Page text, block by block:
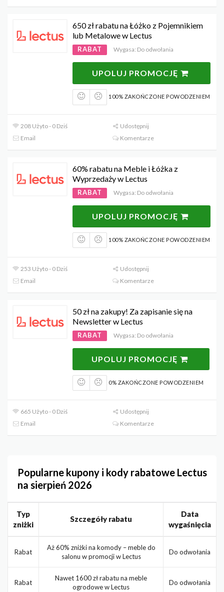
650 zł rabatu na Łóżko z Pojemnikiem
lub Metalowe w Lectus
RABAT Wygasa: Do odwołania
UPOLUJ PROMOCJĘ
100% ZAKOŃCZONE POWODZENIEM
208 Użyto - 0 Dziś
Udostępnij
Email
Komentarze
60% rabatu na Meble i Łóżka z
Wyprzedaży w Lectus
RABAT Wygasa: Do odwołania
UPOLUJ PROMOCJĘ
100% ZAKOŃCZONE POWODZENIEM
253 Użyto - 0 Dziś
Udostępnij
Email
Komentarze
50 zł na zakupy! Za zapisanie się na
Newsletter w Lectus
RABAT Wygasa: Do odwołania
UPOLUJ PROMOCJĘ
0% ZAKOŃCZONE POWODZENIEM
665 Użyto - 0 Dziś
Udostępnij
Email
Komentarze
Popularne kupony i kody rabatowe Lectus
na sierpień 2026
Typ
zniżki
Szczegóły rabatu
Data
wygaśnięcia
Rabat
Aż 60% zniżki na komody – meble do
salonu w promocji w Lectus
Do odwołania
Rabat
Nawet 1600 zł rabatu na meble
ogrodowe w Lectus
Do odwołania